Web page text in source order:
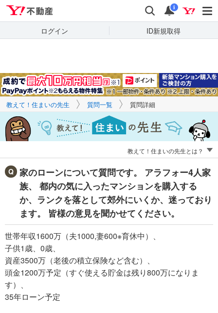
検索 通知
i
ログイン ID新規取得
キーワードで
質問を探す
教えて！住まいの先生 質問一覧 質問詳細
教えて！住まいの先生とは？
家のローンについて質問です。 アラフォー4人家
族、 都内の気に入ったマンションを購入する
か、ランクを落として郊外にいくか、迷っており
ます。 皆様の意見を聞かせてください。
世帯年収1600万（夫1000,妻600※育休中）、
子供1歳、0歳、
資産3500万（老後の積立保険など含む）、
頭金1200万予定（すぐ使える貯金は残り800万になりま
す）、
35年ローン予定